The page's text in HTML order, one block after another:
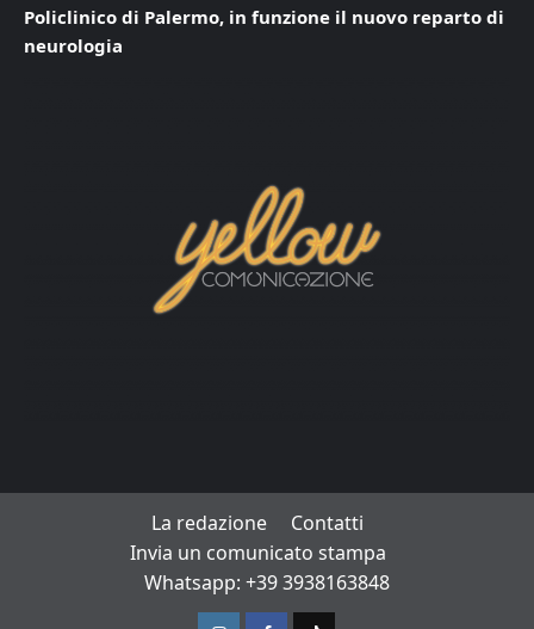
Policlinico di Palermo, in funzione il nuovo reparto di
neurologia
La redazione
Contatti
Invia un comunicato stampa
Whatsapp: +39 3938163848